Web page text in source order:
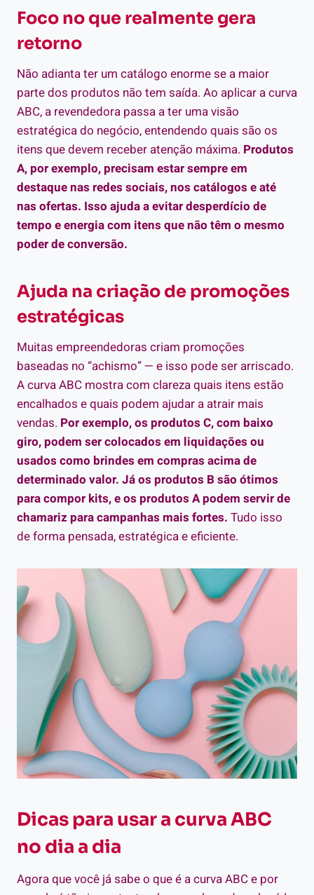
Foco no que realmente gera
retorno
Não adianta ter um catálogo enorme se a maior
parte dos produtos não tem saída. Ao aplicar a curva
ABC, a revendedora passa a ter uma visão
estratégica do negócio, entendendo quais são os
itens que devem receber atenção máxima. Produtos
A, por exemplo, precisam estar sempre em
destaque nas redes sociais, nos catálogos e até
nas ofertas. Isso ajuda a evitar desperdício de
tempo e energia com itens que não têm o mesmo
poder de conversão.
Ajuda na criação de promoções
estratégicas
Muitas empreendedoras criam promoções
baseadas no “achismo” — e isso pode ser arriscado.
A curva ABC mostra com clareza quais itens estão
encalhados e quais podem ajudar a atrair mais
vendas. Por exemplo, os produtos C, com baixo
giro, podem ser colocados em liquidações ou
usados como brindes em compras acima de
determinado valor. Já os produtos B são ótimos
para compor kits, e os produtos A podem servir de
chamariz para campanhas mais fortes. Tudo isso
de forma pensada, estratégica e eficiente.
Dicas para usar a curva ABC
no dia a dia
Agora que você já sabe o que é a curva ABC e por